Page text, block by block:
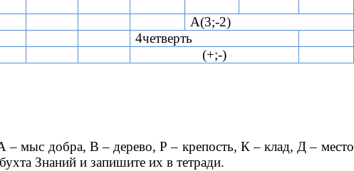
А(3;-2)
4четверть
(+;-)
– мыс добра, В – дерево, Р – крепость, К – клад, Д – место
Знаний и запишите их в тетради.